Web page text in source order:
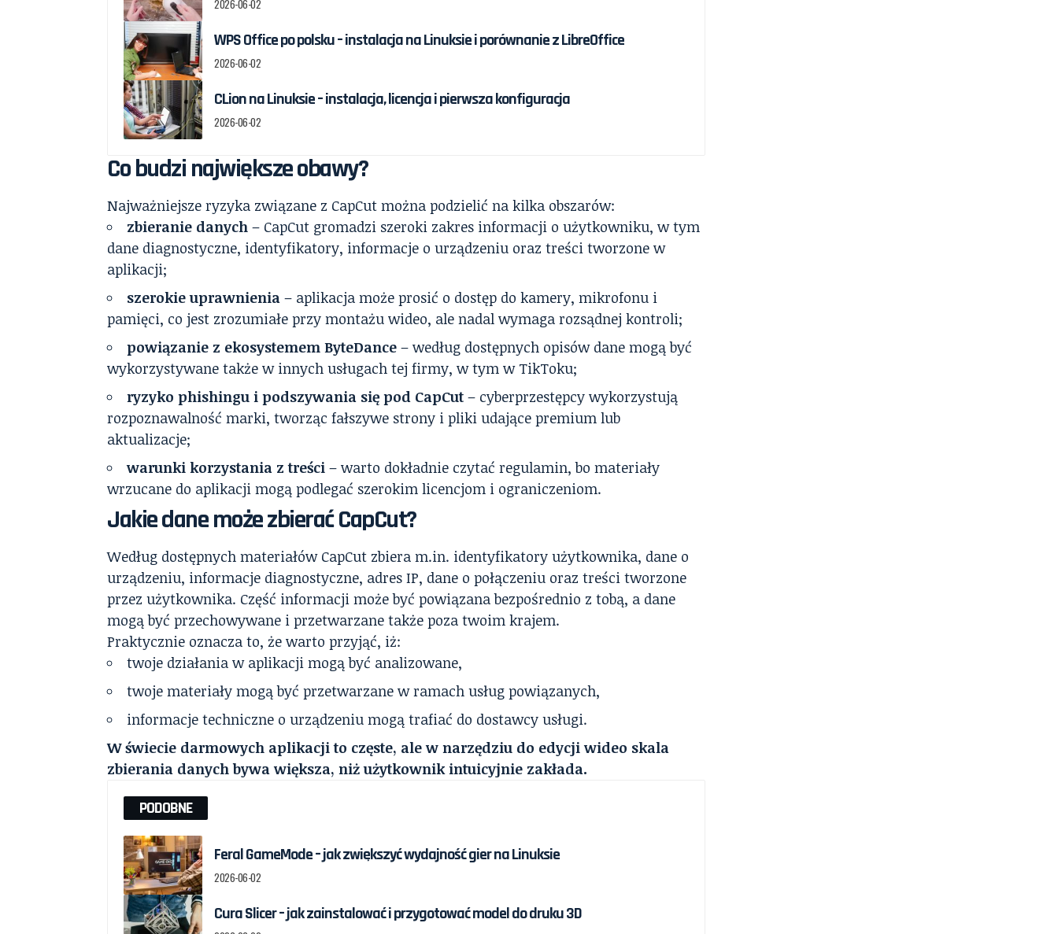
2026-06-02
WPS Office po polsku – instalacja na Linuksie i porównanie z LibreOffice
2026-06-02
CLion na Linuksie – instalacja, licencja i pierwsza konfiguracja
2026-06-02
Co budzi największe obawy?
Najważniejsze ryzyka związane z CapCut można podzielić na kilka obszarów:
zbieranie danych – CapCut gromadzi szeroki zakres informacji o użytkowniku, w tym
dane diagnostyczne, identyfikatory, informacje o urządzeniu oraz treści tworzone w
aplikacji;
szerokie uprawnienia – aplikacja może prosić o dostęp do kamery, mikrofonu i
pamięci, co jest zrozumiałe przy montażu wideo, ale nadal wymaga rozsądnej kontroli;
powiązanie z ekosystemem ByteDance – według dostępnych opisów dane mogą być
wykorzystywane także w innych usługach tej firmy, w tym w TikToku;
ryzyko phishingu i podszywania się pod CapCut – cyberprzestępcy wykorzystują
rozpoznawalność marki, tworząc fałszywe strony i pliki udające premium lub
aktualizacje;
warunki korzystania z treści – warto dokładnie czytać regulamin, bo materiały
wrzucane do aplikacji mogą podlegać szerokim licencjom i ograniczeniom.
Jakie dane może zbierać CapCut?
Według dostępnych materiałów CapCut zbiera m.in. identyfikatory użytkownika, dane o
urządzeniu, informacje diagnostyczne, adres IP, dane o połączeniu oraz treści tworzone
przez użytkownika. Część informacji może być powiązana bezpośrednio z tobą, a dane
mogą być przechowywane i przetwarzane także poza twoim krajem.
Praktycznie oznacza to, że warto przyjąć, iż:
twoje działania w aplikacji mogą być analizowane,
twoje materiały mogą być przetwarzane w ramach usług powiązanych,
informacje techniczne o urządzeniu mogą trafiać do dostawcy usługi.
W świecie darmowych aplikacji to częste, ale w narzędziu do edycji wideo skala
zbierania danych bywa większa, niż użytkownik intuicyjnie zakłada.
PODOBNE
Feral GameMode – jak zwiększyć wydajność gier na Linuksie
2026-06-02
Cura Slicer – jak zainstalować i przygotować model do druku 3D